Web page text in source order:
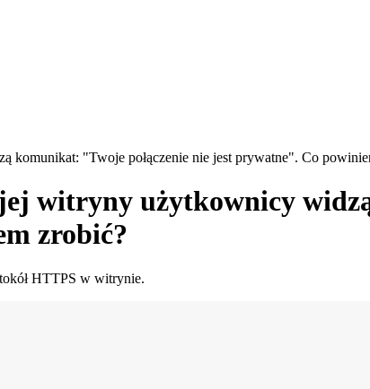
komunikat: "Twoje połączenie nie jest prywatne". Co
witryny użytkownicy
zrobić?
HTTPS w witrynie.